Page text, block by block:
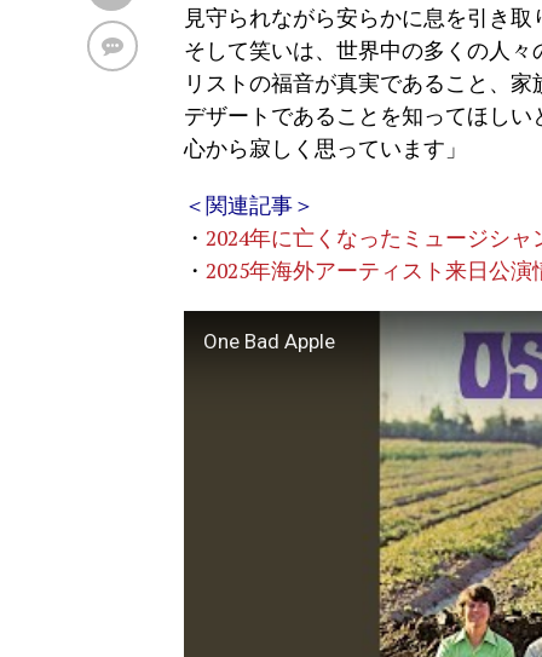
見守られながら安らかに息を引き
そして笑いは、世界中の多くの人
リストの福音が真実であること、
デザートであることを知ってほし
心から寂しく思っています」
＜関連記事＞
・ 2024年に亡くなったミュージシ
・ 2025年海外アーティスト来日公
One Bad Apple